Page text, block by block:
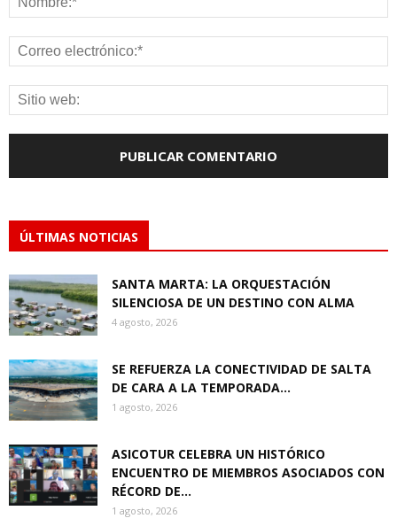
ÚLTIMAS NOTICIAS
SANTA MARTA: LA ORQUESTACIÓN
SILENCIOSA DE UN DESTINO CON ALMA
4 agosto, 2026
SE REFUERZA LA CONECTIVIDAD DE SALTA
DE CARA A LA TEMPORADA...
1 agosto, 2026
ASICOTUR CELEBRA UN HISTÓRICO
ENCUENTRO DE MIEMBROS ASOCIADOS CON
RÉCORD DE...
1 agosto, 2026